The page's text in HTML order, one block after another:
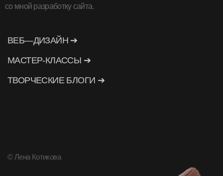
со мной разработку сайта.
ВЕБ—ДИЗАЙН ➔
МАСТЕР-КЛАССЫ ➔
ТВОРЧЕСКИЕ БЛОГИ ➔
© Лена Котикова